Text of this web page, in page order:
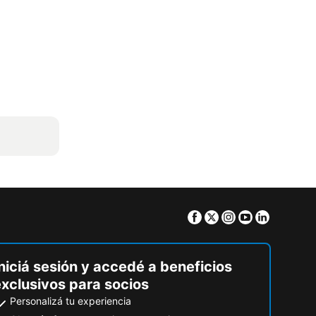
Facebook
TwitterInstagram
Youtube
sesión y accedé a beneficios
para socios
Personalizá tu experiencia